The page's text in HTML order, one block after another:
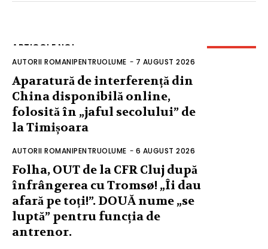
ARTICOLE NOI
AUTORII ROMANIPENTRUOLUME - 7 AUGUST 2026
Aparatură de interferență din
China disponibilă online,
folosită în „jaful secolului” de
la Timișoara
AUTORII ROMANIPENTRUOLUME - 6 AUGUST 2026
Folha, OUT de la CFR Cluj după
înfrângerea cu Tromsø! „Îi dau
afară pe toți!”. DOUĂ nume „se
luptă” pentru funcția de
antrenor.